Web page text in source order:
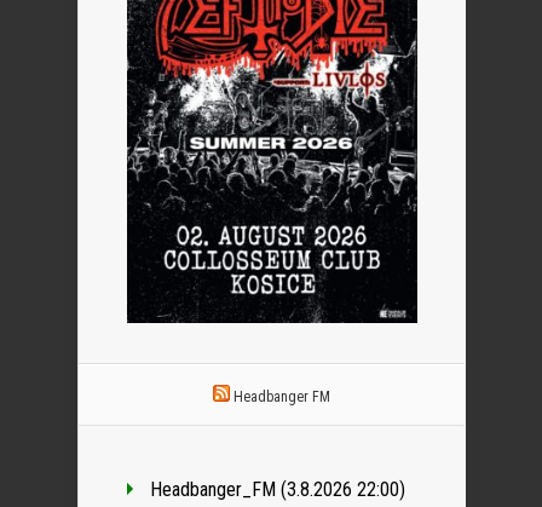
Headbanger FM
Headbanger_FM (3.8.2026 22:00)